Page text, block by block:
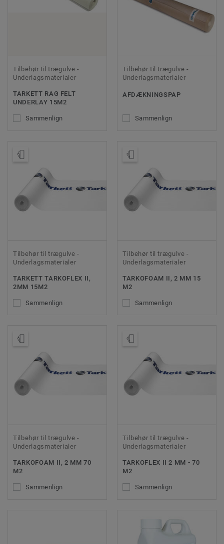
Tilbehør til trægulve -
Underlagsmaterialer
TARKETT RAG FELT
UNDERLAY 15M2
Sammenlign
Tilbehør til trægulve -
Underlagsmaterialer
AFDÆKNINGSPAP
Sammenlign
Tilbehør til trægulve -
Underlagsmaterialer
TARKETT TARKOFLEX II,
2MM 15M2
Sammenlign
Tilbehør til trægulve -
Underlagsmaterialer
TARKOFOAM II, 2 MM 15
M2
Sammenlign
Tilbehør til trægulve -
Underlagsmaterialer
TARKOFOAM II, 2 MM 70
M2
Sammenlign
Tilbehør til trægulve -
Underlagsmaterialer
TARKOFLEX II 2 MM - 70
M2
Sammenlign